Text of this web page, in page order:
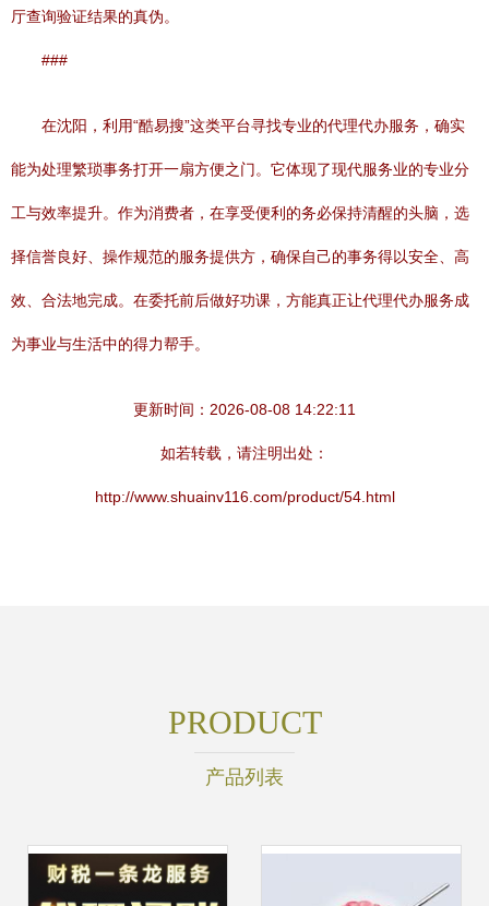
厅查询验证结果的真伪。
###
在沈阳，利用“酷易搜”这类平台寻找专业的代理代办服务，确实
能为处理繁琐事务打开一扇方便之门。它体现了现代服务业的专业分
工与效率提升。作为消费者，在享受便利的务必保持清醒的头脑，选
择信誉良好、操作规范的服务提供方，确保自己的事务得以安全、高
效、合法地完成。在委托前后做好功课，方能真正让代理代办服务成
为事业与生活中的得力帮手。
更新时间：2026-08-08 14:22:11
如若转载，请注明出处：
http://www.shuainv116.com/product/54.html
PRODUCT
产品列表